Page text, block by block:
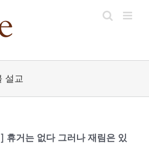
설교
휴거는 없다 그러나 재림은 있